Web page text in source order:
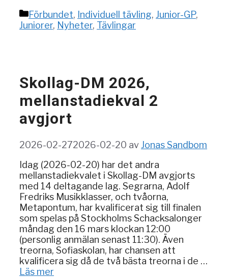
Kategorier
Förbundet, Individuell tävling, Junior-GP,
Juniorer, Nyheter, Tävlingar
Skollag-DM 2026,
mellanstadiekval 2
avgjort
2026-02-272026-02-20 avJonas Sandbom
Idag (2026-02-20) har det andra
mellanstadiekvalet i Skollag-DM avgjorts
med 14 deltagande lag. Segrarna, Adolf
Fredriks Musikklasser, och tvåorna,
Metapontum, har kvalificerat sig till finalen
som spelas på Stockholms Schacksalonger
måndag den 16 mars klockan 12:00
(personlig anmälan senast 11:30). Även
treorna, Sofiaskolan, har chansen att
kvalificera sig då de två bästa treorna i de …
Läs mer